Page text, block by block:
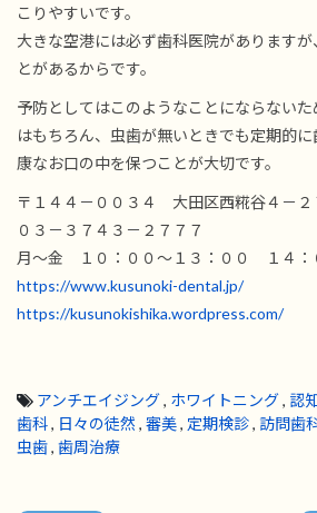
こりやすいです。
大きな空港には必ず歯科医院があります
とがあるからです。
予防としてはこのようなことにならない
はもちろん、虫歯が無いときでも定期的
康なお口の中を保つことが大切です。
〒１４４－００３４ 大田区西糀谷４－
０３－３７４３－２７７７
月～金 １０：００～１３：００ １４：
https://www.kusunoki-dental.jp/
https://kusunokishika.wordpress.com/
アンチエイジング, ホワイトニング, 認
歯科, 日々の徒然 , 審美, 定期検診, 訪問歯
虫歯, 歯周治療